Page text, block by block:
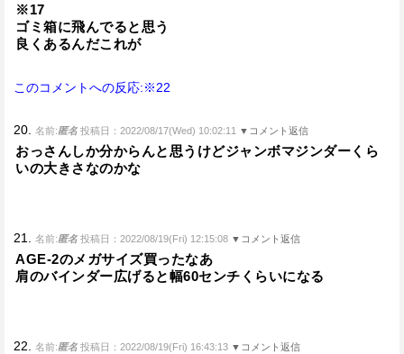
※17
ゴミ箱に飛んでると思う
良くあるんだこれが
このコメントへの反応:※22
20. 名前:匿名 投稿日：2022/08/17(Wed) 10:02:11 ▼コメント返信
おっさんしか分からんと思うけどジャンボマジンダーくら
いの大きさなのかな
21. 名前:匿名 投稿日：2022/08/19(Fri) 12:15:08 ▼コメント返信
AGE-2のメガサイズ買ったなあ
肩のバインダー広げると幅60センチくらいになる
22. 名前:匿名 投稿日：2022/08/19(Fri) 16:43:13 ▼コメント返信